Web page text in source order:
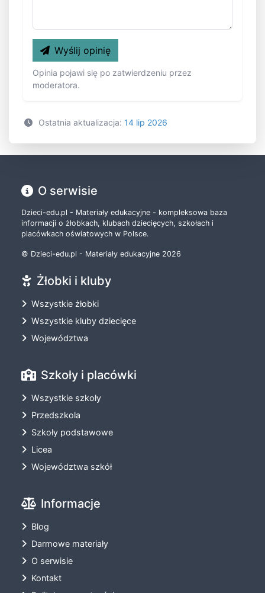
Wyślij opinię
Opinia pojawi się po zatwierdzeniu przez
moderatora.
Ostatnia aktualizacja: 14 lip 2026
O serwisie
Dzieci-edu.pl - Materiały edukacyjne - kompleksowa baza
informacji o żłobkach, klubach dziecięcych, szkołach i
placówkach oświatowych w Polsce.
© Dzieci-edu.pl - Materiały edukacyjne 2026
Żłobki i kluby
Wszystkie żłobki
Wszystkie kluby dziecięce
Województwa
Szkoły i placówki
Wszystkie szkoły
Przedszkola
Szkoły podstawowe
Licea
Województwa szkół
Informacje
Blog
Darmowe materiały
O serwisie
Kontakt